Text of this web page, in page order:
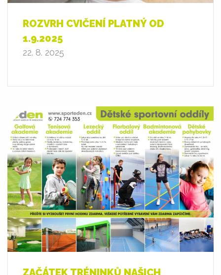
ROZVRH CVIČENÍ PLATNÝ OD
1.9.2025
22. 8. 2025
ZAČÁTEK TRÉNINKŮ NAŠICH